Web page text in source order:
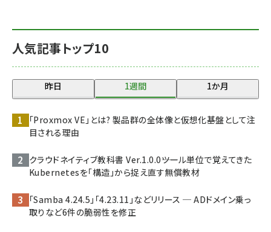
人気記事トップ10
昨日 1週間 1か月
「Proxmox VE」とは? 製品群の全体像と仮想化基盤として注
目される理由
クラウドネイティブ教科書 Ver.1.0.0――ツール単位で覚えてきた
Kubernetesを「構造」から捉え直す無償教材
「Samba 4.24.5」「4.23.11」などリリース ─ ADドメイン乗っ
取りなど6件の脆弱性を修正